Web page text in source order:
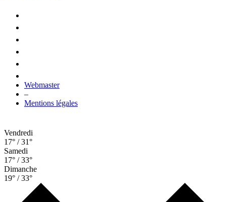
Webmaster
–
Mentions légales
Vendredi
17° / 31°
Samedi
17° / 33°
Dimanche
19° / 33°